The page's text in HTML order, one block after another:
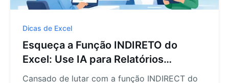
Dicas de Excel
Esqueça a Função INDIRETO do
Excel: Use IA para Relatórios
Dinâmicos
Cansado de lutar com a função INDIRECT do